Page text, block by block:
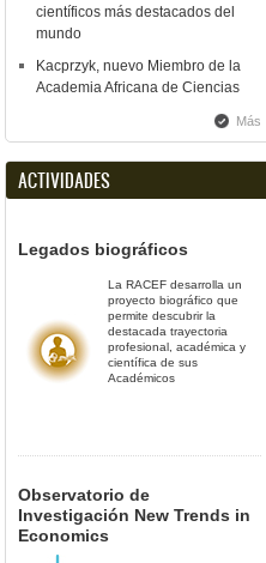
científicos más destacados del
mundo
Kacprzyk, nuevo Miembro de la
Academia Africana de Ciencias
Más
ACTIVIDADES
Legados biográficos
La RACEF desarrolla un
proyecto biográfico que
permite descubrir la
destacada trayectoria
profesional, académica y
científica de sus
Académicos
Observatorio de
Investigación New Trends in
Economics